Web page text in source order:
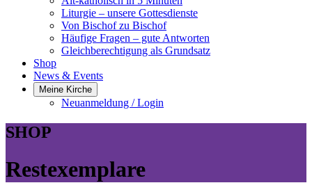
Liturgie – unsere Gottesdienste
Von Bischof zu Bischof
Häufige Fragen – gute Antworten
Gleichberechtigung als Grundsatz
Shop
News & Events
Meine Kirche
Neuanmeldung / Login
SHOP
Restexemplare